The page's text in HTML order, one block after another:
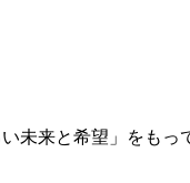
未来と希望」をもっ